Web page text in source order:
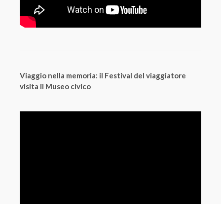
Viaggio nella memoria: il Festival del viaggiatore
visita il Museo civico